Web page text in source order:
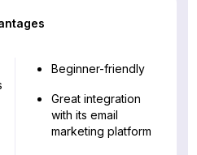
Beginner-friendly
Great integration
with its email
marketing platform